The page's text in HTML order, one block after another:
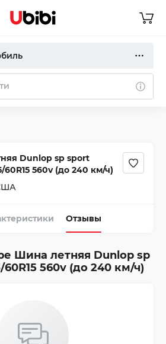
Dunlop sp sport
60R15 560v (до 240 км/ч)
Отзывы
Шина летняя Dunlop sp
560v (до 240 км/ч)